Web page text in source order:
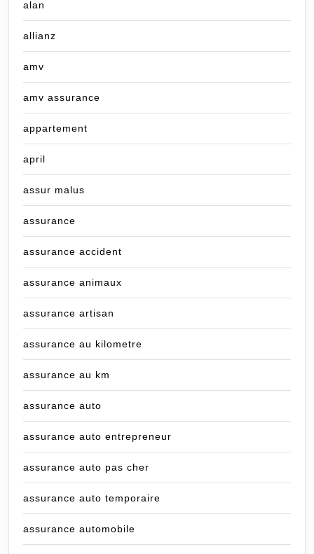
alan
allianz
amv
amv assurance
appartement
april
assur malus
assurance
assurance accident
assurance animaux
assurance artisan
assurance au kilometre
assurance au km
assurance auto
assurance auto entrepreneur
assurance auto pas cher
assurance auto temporaire
assurance automobile